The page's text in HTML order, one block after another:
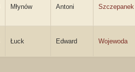
Młynów Antoni Szczepanek
Łuck Edward Wojewoda